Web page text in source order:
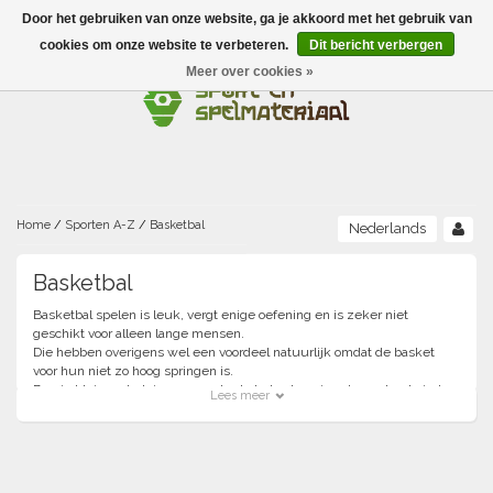
Menu
Foamballen met huid
Foamballen gecoat
Luchtgevulde ballen
Voetballen
Overige speelballen
Bouwen/constructie
Gezelschapsspellen
Gooien-vangen-werpen
Mikken
Buitenspelen
Camping
Jongleren-circusmateriaal
Sport- en speldagen
Accessoires/opbergen
Fluiten
Hesjes, banden en lintjes
Beweging/motoriek/coördinatie
Fijne motoriek/tastbaar
Grove motoriek/beweging
Sporten A-Z
Atletiek
Badminton
(E)boeken
Home / Sporten A-Z / Basketbal Nederlands
Basketbal
Basketbal spelen is leuk, vergt enige oefening en is zeker niet
geschikt voor alleen lange mensen.
Die hebben overigens wel een voordeel natuurlijk omdat de basket
voor hun niet zo hoog springen is.
Ben je klein en heb je een goed schot, dan kom je ook een heel eind.
Lees meer
Door het gebruiken van onze website, ga je akkoord met het gebruik van
cookies om onze website te verbeteren.
Dit bericht verbergen
Meer over cookies »